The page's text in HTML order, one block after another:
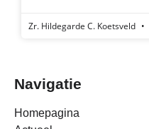
Zr. Hildegarde C. Koetsveld
Navigatie
Homepagina